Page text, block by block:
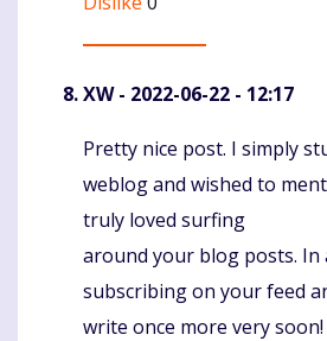
XW- 2022-06-22 - 12:17
Komentaras
Pretty nice post. I simply
weblog and wished to
truly loved surfing
around your blog posts. In
subscribing on your feed
write once more very soon!